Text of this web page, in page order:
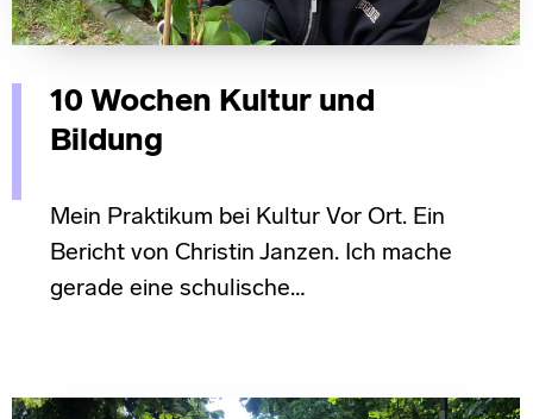
10 Wochen Kultur und
Bildung
Mein Praktikum bei Kultur Vor Ort. Ein
Bericht von Christin Janzen. Ich mache
gerade eine schulische…